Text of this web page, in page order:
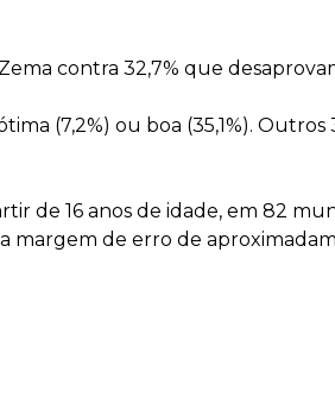
contra 32,7% que
(7,2%) ou boa (35,1%).
de 16 anos de idade, em 82
margem de erro de